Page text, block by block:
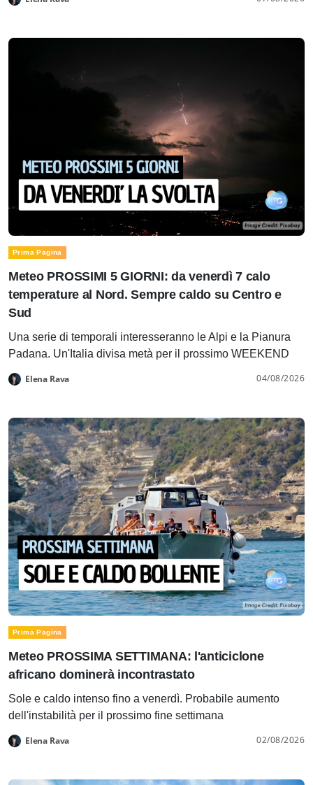
Prima Pagina
Meteo PROSSIMI 5 GIORNI: da venerdì 7 calo
temperature al Nord. Sempre caldo su Centro e
Sud
Una serie di temporali interesseranno le Alpi e la Pianura
Padana. Un'Italia divisa metà per il prossimo WEEKEND
Elena Rava 04/08/2026
Prima Pagina
Meteo PROSSIMA SETTIMANA: l'anticiclone
africano dominerà incontrastato
Sole e caldo intenso fino a venerdì. Probabile aumento
dell'instabilità per il prossimo fine settimana
Elena Rava 02/08/2026